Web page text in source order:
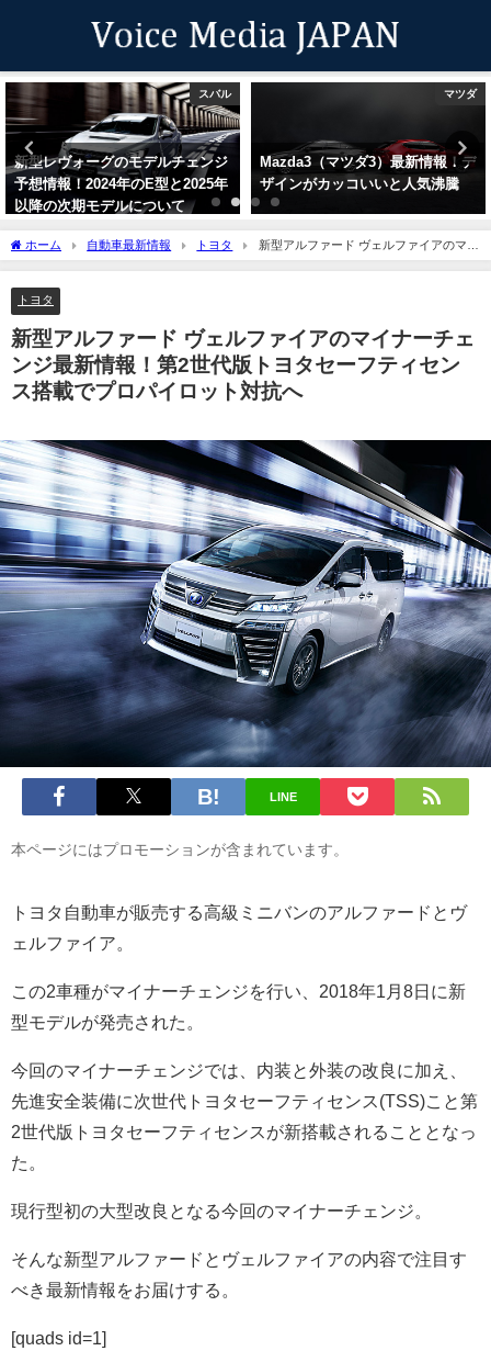
スバル
新型レヴォーグのモデルチェンジ
予想情報！2024年のE型と2025年
以降の次期モデルについて
マツダ
Mazda3（マツダ3）最新情報！デ
ザインがカッコいいと人気沸騰
ホーム 自動車最新情報 トヨタ
新型アルファード ヴェルファイアのマイ
ナーチェンジ最新情報！第2世代版トヨタセーフティセンス搭載でプロパイロット対抗
トヨタ
新型アルファード ヴェルファイアのマイナーチェ
ンジ最新情報！第2世代版トヨタセーフティセン
ス搭載でプロパイロット対抗へ
LINE
本ページにはプロモーションが含まれています。
トヨタ自動車が販売する高級ミニバンのアルファードとヴ
ェルファイア。
この2車種がマイナーチェンジを行い、2018年1月8日に新
型モデルが発売された。
今回のマイナーチェンジでは、内装と外装の改良に加え、
先進安全装備に次世代トヨタセーフティセンス(TSS)こと第
2世代版トヨタセーフティセンスが新搭載されることとなっ
た。
現行型初の大型改良となる今回のマイナーチェンジ。
そんな新型アルファードとヴェルファイアの内容で注目す
べき最新情報をお届けする。
[quads id=1]